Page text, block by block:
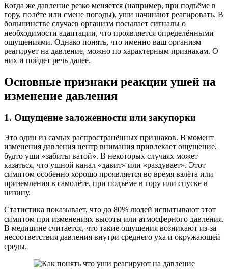
Когда же давление резко меняется (например, при подъёме в
гору, полёте или смене погоды), уши начинают реагировать. В
большинстве случаев организм посылает сигналы о
необходимости адаптации, что проявляется определёнными
ощущениями. Однако понять, что именно ваш организм
реагирует на давление, можно по характерным признакам. О
них и пойдет речь далее.
Основные признаки реакции ушей на
изменение давления
1. Ощущение заложенности или закупорки
Это один из самых распространённых признаков. В момент
изменения давления центр внимания привлекает ощущение,
будто уши «забиты ватой». В некоторых случаях может
казаться, что ушной канал «давит» или «раздувает». Этот
симптом особенно хорошо проявляется во время взлёта или
приземления в самолёте, при подъёме в гору или спуске в
низину.
Статистика показывает, что до 80% людей испытывают этот
симптом при изменениях высоты или атмосферного давления.
В медицине считается, что такие ощущения возникают из-за
несоответствия давления внутри среднего уха и окружающей
среды.